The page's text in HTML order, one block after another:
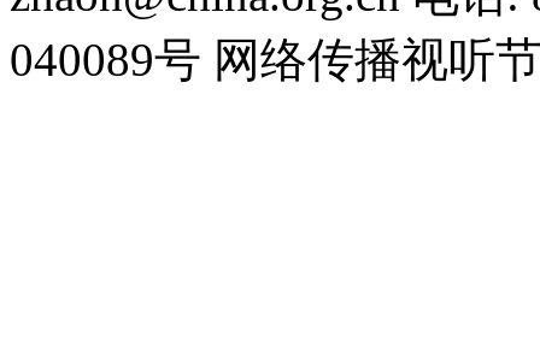
040089号 网络传播视听